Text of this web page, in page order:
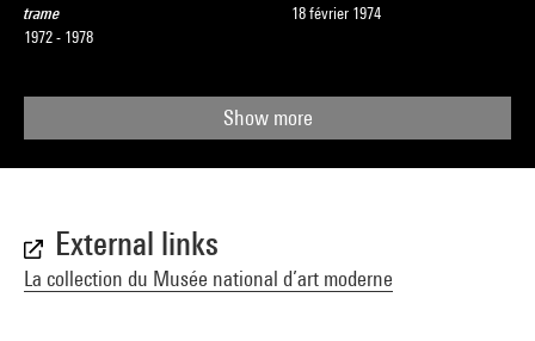
trame
1972 - 1978
18 février 1974
Show more
External links
La collection du Musée national d’art moderne